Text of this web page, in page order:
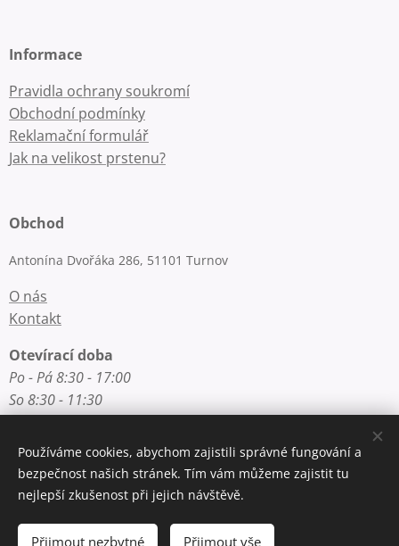
Informace
Pravidla ochrany soukromí
Obchodní podmínky
Reklamační formulář
Jak na velikost prstenu?
Obchod
Antonína Dvořáka 286, 51101 Turnov
O nás
Kontakt
Otevírací doba
Po - Pá 8:30 - 17:00
So 8:30 - 11:30
Rychlý kontakt
E-mail: info@zlatnictvi-macounova.cz
Telefon: +420 777 200 250
Používáme cookies, abychom zajistili správné fungování a
bezpečnost našich stránek. Tím vám můžeme zajistit tu
nejlepší zkušenost při jejich návštěvě.
Přijmout nezbytné Přijmout vše